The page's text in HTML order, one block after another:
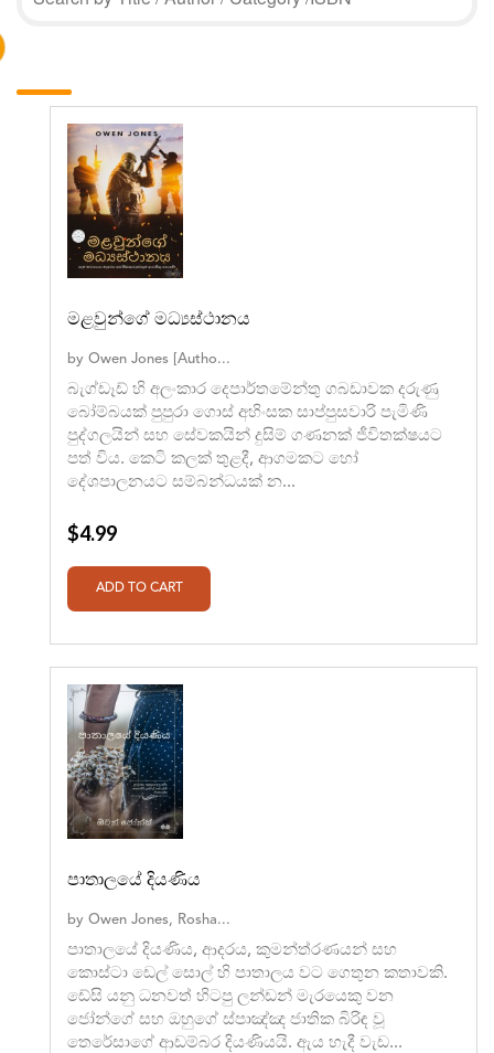
මළවුන්ගේ මධ්‍යස්ථානය
by Owen Jones [Autho...
බැග්ඩෑඩ් හි අලංකාර දෙපාර්තමේන්තු ගබඩාවක දරුණු
බෝම්බයක් පුපුරා ගොස් අහිංසක සාප්පුසවාරි පැමිණි
පුද්ගලයින් සහ සේවකයින් දුසිම් ගණනක් ජීවිතක්ෂයට
පත් විය. කෙටි කලක් තුළදී, ආගමකට හෝ
දේශපාලනයට සම්බන්ධයක් න...
$4.99
පාතාලයේ දියණිය
by Owen Jones, Rosha...
පාතාලයේ දියණිය, ආදරය, කුමන්ත්රණයන් සහ
කොස්ටා ඩෙල් සොල් හි පාතාලය වට ගෙතුන කතාවකි.
ඩේසි යනු ධනවත් හිටපු ලන්ඩන් මැරයෙකු වන
ජෝන්ගේ සහ ඔහුගේ ස්පාඤ්ඤ ජාතික බිරිඳ වූ
තෙරේසාගේ ආඩම්බර දියණියයි. ඇය හැදී වැඩ...